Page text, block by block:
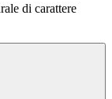
di carattere